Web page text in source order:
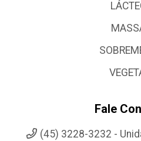
Fale
(45) 3228-3232 -